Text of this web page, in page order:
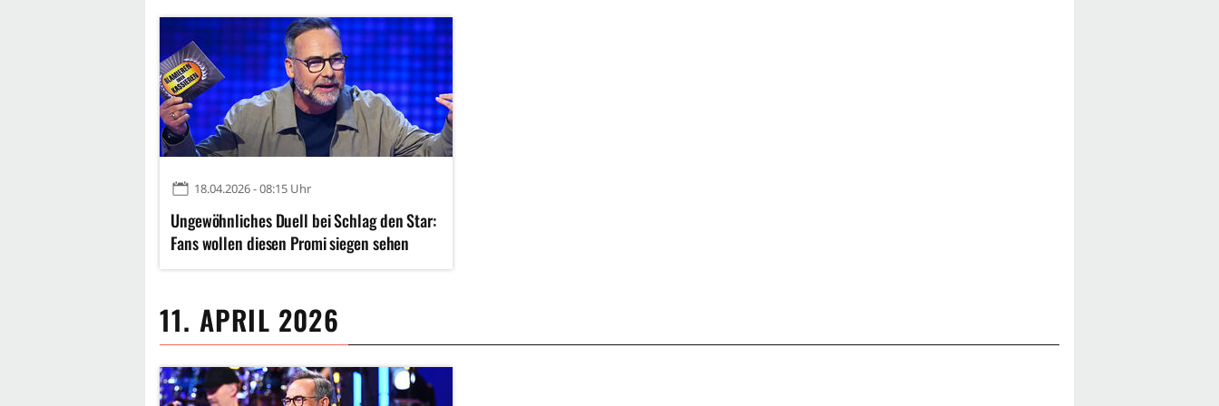
18.04.2026 - 08:15 Uhr
Ungewöhnliches Duell bei Schlag den Star:
Fans wollen diesen Promi siegen sehen
11. APRIL 2026